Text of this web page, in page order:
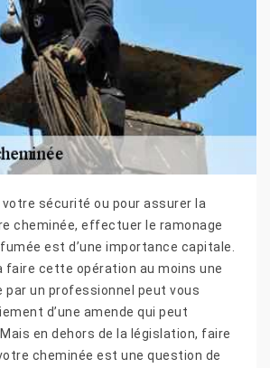
sécurité ou pour assurer la
cheminée, effectuer le ramonage
est d’une importance capitale.
faire cette opération au moins une
par un professionnel peut vous
d’une amende qui peut
Mais en dehors de la législation, faire
cheminée est une question de